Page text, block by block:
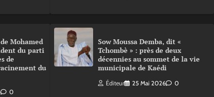
Mohamed
du parti
de
du
0
Sow Moussa Demba, dit «
Tchombè » : près de deux
décennies au sommet de la vie
municipale de Kaédi
Éditeur 25 Mai 2026 0